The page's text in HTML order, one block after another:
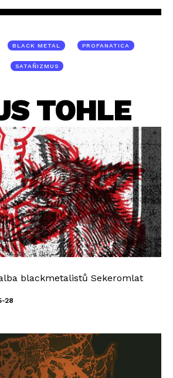
BLACK METAL PROFANATICA
SATAŇIZMUS
TOHLE
blackmetalistů Sekeromlat
28